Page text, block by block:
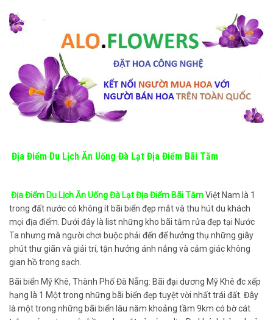
Địa Điểm Du Lịch Ăn Uống Đà Lạt Địa Điểm Bãi Tăm
Địa Điểm Du Lịch Ăn Uống Đà Lạt Địa Điểm Bãi TămViệt Nam là 1
trong đất nước có không ít bãi biển đẹp mắt và thu hút du khách
mọi địa điểm. Dưới đây là list những kho bãi tắm rửa đẹp tại Nước
Ta nhưng mà người chơi buộc phải đến để hưởng thụ những giây
phút thư giãn và giải trí, tận hưởng ánh nắng và cảm giác không
gian hồ trong sạch.
Bãi biển Mỹ Khê, Thành Phố Đà Nẵng: Bãi đại dương Mỹ Khê đc xếp
hạng là 1 Một trong những bãi biển đẹp tuyệt vời nhất trái đất. Đây
là một trong những bãi biển lâu năm khoảng tầm 9km có bờ cát